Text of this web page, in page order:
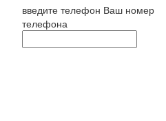
введите телефон Ваш номер
телефона